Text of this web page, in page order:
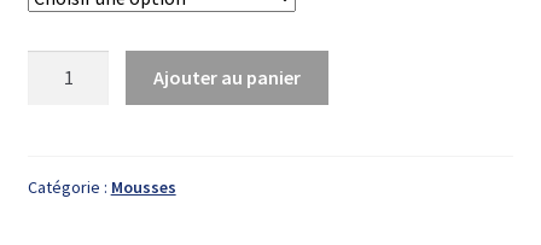
Caramel
Ajouter au panier
Catégorie : Mousses